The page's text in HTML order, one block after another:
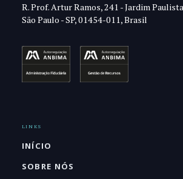
R. Prof. Artur Ramos, 241 - Jardim
São Paulo - SP, 01454-011, Brasil
LINKS
INÍCIO
SOBRE NÓS